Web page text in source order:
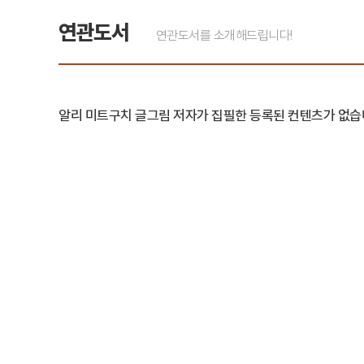
연관도서 연관도서를 소개해드립니다!
알리 미트구치 글그림 저자가 집필한 등록된 컨텐츠가 없